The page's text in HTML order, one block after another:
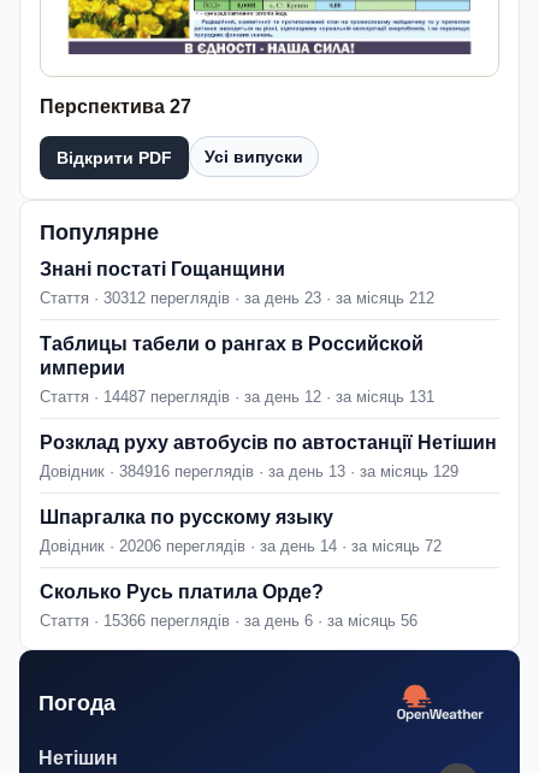
Перспектива 27
Відкрити PDF Усі випуски
Популярне
Знані постаті Гощанщини
Стаття · 30312 переглядів · за день 23 · за місяць 212
Таблицы табели о рангах в Российской
империи
Стаття · 14487 переглядів · за день 12 · за місяць 131
Розклад руху автобусів по автостанції Нетішин
Довідник · 384916 переглядів · за день 13 · за місяць 129
Шпаргалка по русскому языку
Довідник · 20206 переглядів · за день 14 · за місяць 72
Сколько Русь платила Орде?
Стаття · 15366 переглядів · за день 6 · за місяць 56
Погода
Нетішин